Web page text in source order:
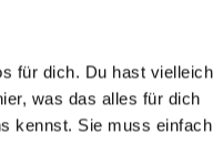
für dich. Du hast
was das alles für dich
kennst. Sie muss einfach